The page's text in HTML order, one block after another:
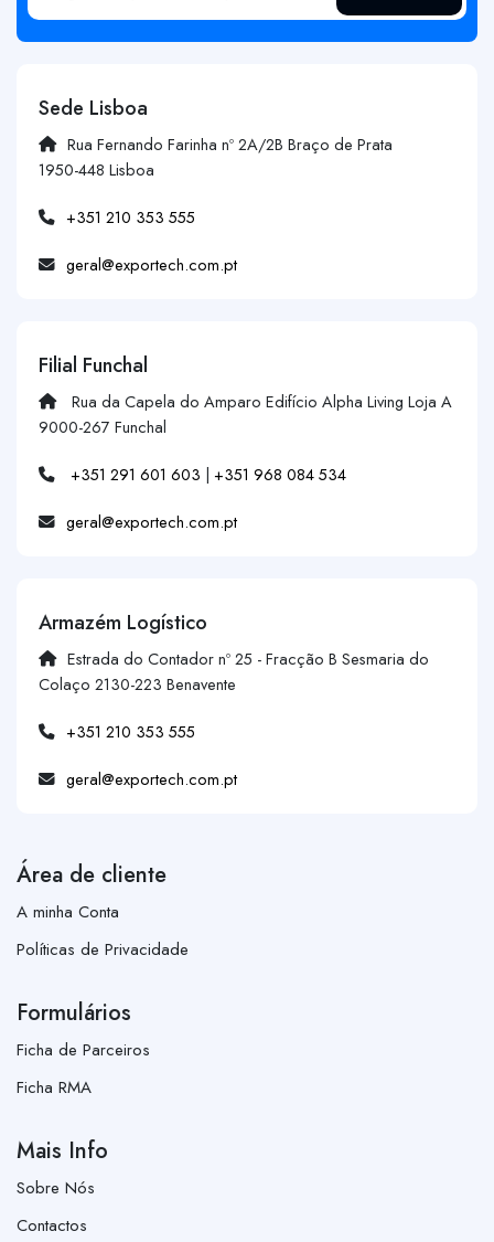
Sede Lisboa
Rua Fernando Farinha nº 2A/2B Braço de Prata
1950-448 Lisboa
+351 210 353 555
geral@exportech.com.pt
Filial Funchal
Rua da Capela do Amparo Edifício Alpha Living Loja A
9000-267 Funchal
+351 291 601 603 | +351 968 084 534
geral@exportech.com.pt
Armazém Logístico
Estrada do Contador nº 25 - Fracção B Sesmaria do
Colaço 2130-223 Benavente
+351 210 353 555
geral@exportech.com.pt
Área de cliente
A minha Conta
Políticas de Privacidade
Formulários
Ficha de Parceiros
Ficha RMA
Mais Info
Sobre Nós
Contactos